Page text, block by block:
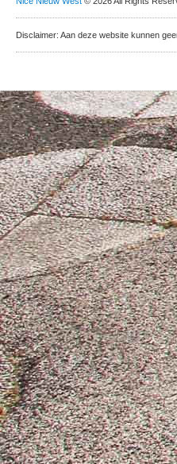
Disclaimer: Aan deze website kunnen